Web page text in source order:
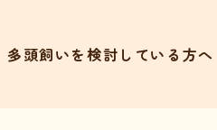
多頭飼いを検討している方へ